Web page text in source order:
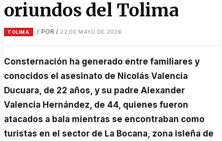
oriundos del Tolima
TOLIMA / POR / 22 DE MAYO DE 2026
Consternación ha generado entre familiares y
conocidos el asesinato de Nicolás Valencia
Ducuara, de 22 años, y su padre Alexander
Valencia Hernández, de 44, quienes fueron
atacados a bala mientras se encontraban como
turistas en el sector de La Bocana, zona isleña de